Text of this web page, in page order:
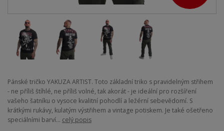
Pánské tričko YAKUZA ARTIST. Toto základní triko s pravidelným střihem
- ne příliš štíhlé, ne příliš volné, tak akorát - je ideální pro rozšíření
vašeho šatníku o vysoce kvalitní pohodlí a ležérní sebevědomí. S
krátkými rukávy, kulatým výstřihem a vintage potiskem. Je také ošetřeno
speciálními barví... celý popis